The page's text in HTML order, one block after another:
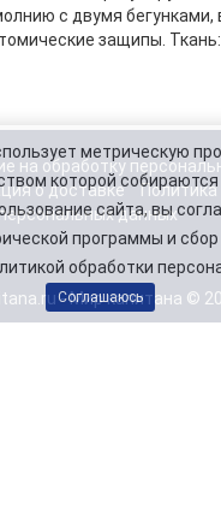
с двумя бегунками,
защипы.
на обработку
о доставке
Политика
данных
- Мир капитана ©
метрическую
которой
сайта, вы
программы и
обработки
Соглашаюсь